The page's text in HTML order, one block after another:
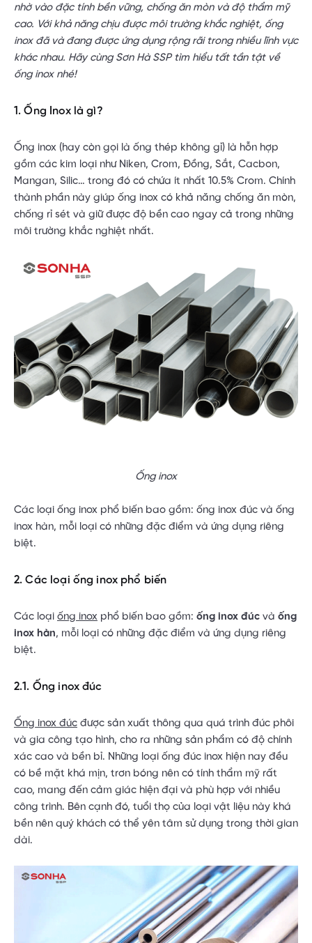
nhờ vào đặc tính bền vững, chống ăn mòn và độ thẩm mỹ
cao. Với khả năng chịu được môi trường khắc nghiệt, ống
inox đã và đang được ứng dụng rộng rãi trong nhiều lĩnh vực
khác nhau. Hãy cùng Sơn Hà SSP tìm hiểu tất tần tật về
ống inox nhé!
1. Ống Inox là gì?
Ống inox (hay còn gọi là ống thép không gỉ) là hỗn hợp
gồm các kim loại như Niken, Crom, Đồng, Sắt, Cacbon,
Mangan, Silic… trong đó có chứa ít nhất 10.5% Crom. Chính
thành phần này giúp ống inox có khả năng chống ăn mòn,
chống rỉ sét và giữ được độ bền cao ngay cả trong những
môi trường khắc nghiệt nhất.
Ống inox
Các loại ống inox phổ biến bao gồm: ống inox đúc và ống
inox hàn, mỗi loại có những đặc điểm và ứng dụng riêng
biệt.
2. Các loại ống inox phổ biến
Các loại ống inox phổ biến bao gồm: ống inox đúc và ống
inox hàn, mỗi loại có những đặc điểm và ứng dụng riêng
biệt.
2.1. Ống inox đúc
Ống inox đúc được sản xuất thông qua quá trình đúc phôi
và gia công tạo hình, cho ra những sản phẩm có độ chính
xác cao và bền bỉ. Những loại ống đúc inox hiện nay đều
có bề mặt khá mịn, trơn bóng nên có tính thẩm mỹ rất
cao, mang đến cảm giác hiện đại và phù hợp với nhiều
công trình. Bên cạnh đó, tuổi thọ của loại vật liệu này khá
bền nên quý khách có thể yên tâm sử dụng trong thời gian
dài.